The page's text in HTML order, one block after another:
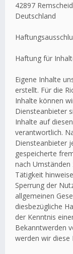
42897 Remscheid
Deutschland
Haftung für
Eigene Inhalte
erstellt. Für die
Inhalte können
Diensteanbieter
Inhalte auf
verantwortlich.
Diensteanbieter
gespeicherte
nach
Tätigkeit
Sperrung der
allgemeinen
diesbezügliche
der Kenntnis
Bekanntwerden
werden wir diese